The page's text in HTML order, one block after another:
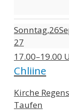
Sonntag 26
27
17.00–19.00
Chliine
Kirche
Taufen